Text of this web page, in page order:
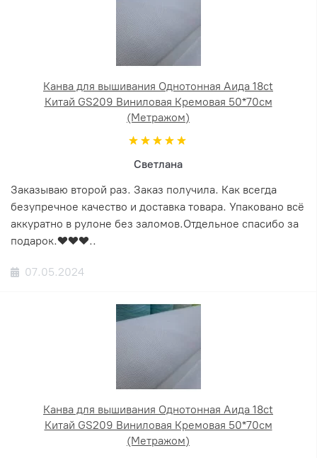
Канва для вышивания Однотонная Аида 18ct
Китай GS209 Виниловая Кремовая 50*70см
(Метражом)
Светлана
Заказываю второй раз. Заказ получила. Как всегда
безупречное качество и доставка товара. Упаковано всё
аккуратно в рулоне без заломов.Отдельное спасибо за
подарок.❤️❤️❤️..
07.05.2024
Канва для вышивания Однотонная Аида 18ct
Китай GS209 Виниловая Кремовая 50*70см
(Метражом)